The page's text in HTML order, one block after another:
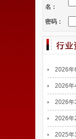
名：
密码：
2026年
2026年
2026年
2026年
2025年